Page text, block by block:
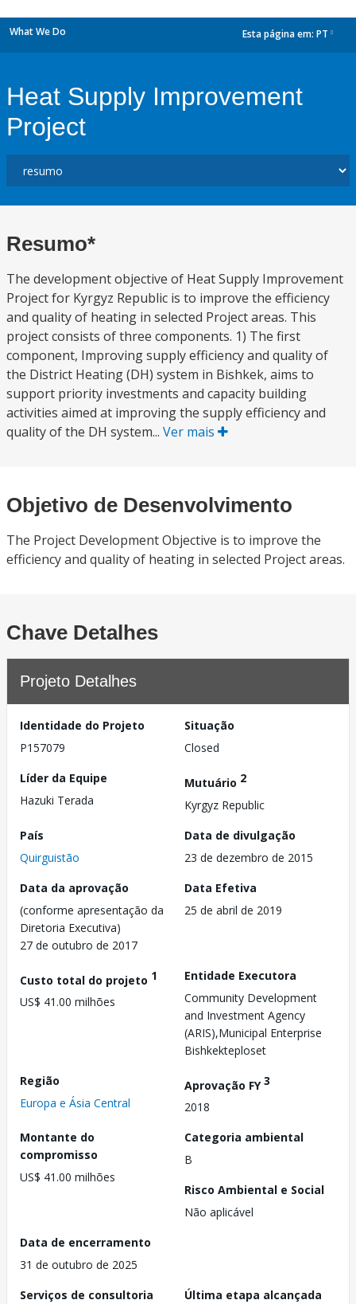
What We Do Esta página em: PT
Heat Supply Improvement
Project
Resumo*
The development objective of Heat Supply Improvement
Project for Kyrgyz Republic is to improve the efficiency
and quality of heating in selected Project areas. This
project consists of three components. 1) The first
component, Improving supply efficiency and quality of
the District Heating (DH) system in Bishkek, aims to
support priority investments and capacity building
activities aimed at improving the supply efficiency and
quality of the DH system... Ver mais
Objetivo de Desenvolvimento
The Project Development Objective is to improve the
efficiency and quality of heating in selected Project areas.
Chave Detalhes
Projeto Detalhes
Identidade do Projeto
P157079
Situação
Closed
Líder da Equipe
Hazuki Terada
Mutuário 2
Kyrgyz Republic
País
Quirguistão
Data de divulgação
23 de dezembro de 2015
Data da aprovação
(conforme apresentação da
Diretoria Executiva)
27 de outubro de 2017
Data Efetiva
25 de abril de 2019
Custo total do projeto 1
US$ 41.00 milhões
Entidade Executora
Community Development
and Investment Agency
(ARIS),Municipal Enterprise
Bishkekteploset
Região
Europa e Ásia Central
Aprovação FY3
2018
Montante do
compromisso
US$ 41.00 milhões
Categoria ambiental
B
Risco Ambiental e Social
Não aplicável
Data de encerramento
31 de outubro de 2025
Serviços de consultoria
Última etapa alcançada